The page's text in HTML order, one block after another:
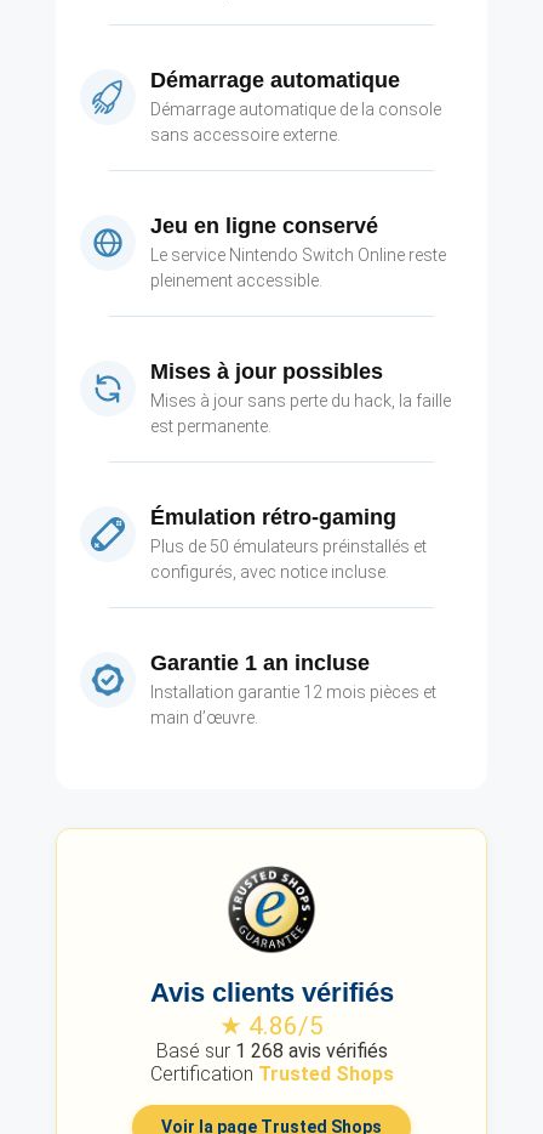
Démarrage automatique
Démarrage automatique de la console
sans accessoire externe.
Jeu en ligne conservé
Le service Nintendo Switch Online reste
pleinement accessible.
Mises à jour possibles
Mises à jour sans perte du hack, la faille
est permanente.
Émulation rétro-gaming
Plus de 50 émulateurs préinstallés et
configurés, avec notice incluse.
Garantie 1 an incluse
Installation garantie 12 mois pièces et
main d’œuvre.
Avis clients vérifiés
★ 4.86/5
Basé sur 1 268 avis vérifiés
Certification Trusted Shops
Voir la page Trusted Shops